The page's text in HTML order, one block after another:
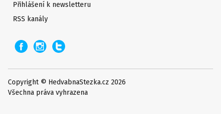
Přihlášení k newsletteru
RSS kanály
Copyright © HedvabnaStezka.cz 2026
Všechna práva vyhrazena